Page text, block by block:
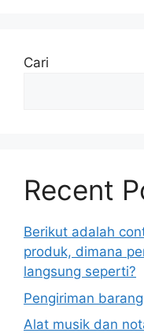
Cari
Recent
Berikut adalah
produk, dimana
langsung seperti?
Pengiriman
Alat musik dan